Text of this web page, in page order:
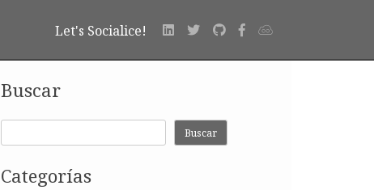
Let's Socialice!
Buscar
Buscar
Categorías